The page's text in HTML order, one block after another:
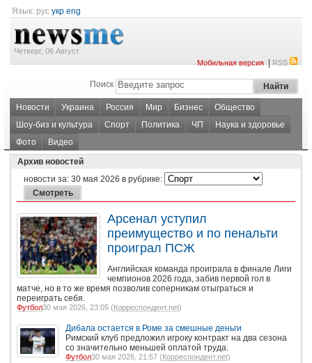
Язык: рус укр eng
Четверг, 06 Август
Мобильная версия|RSS
Поиск
Новости Украина Россия Мир Бизнес
Общество
Шоу-биз и культура
Спорт Политика ЧП
Наука и здоровье
Фото
Видео
Архив новостей
новости за: 30 мая 2026 в рубрике:
Арсенал уступил
преимущество и по пенальти
проиграл ПСЖ
Английская команда проиграла в финале Лиги
чемпионов 2026 года, забив первой гол в
матче, но в то же время позволив соперникам отыграться и
переиграть себя.
Футбол30 мая 2026, 23:05 (Корреспондент.net)
Дибала остается в Роме за смешные деньги
Римский клуб предложил игроку контракт на два сезона
со значительно меньшей оплатой труда.
Футбол30 мая 2026, 21:57 (Корреспондент.net)